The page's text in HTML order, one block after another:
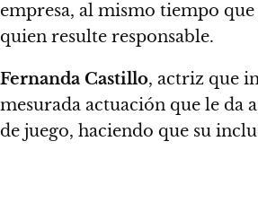
empresa, al mismo tiempo
quien resulte responsable.
Fernanda Castillo, actriz que
mesurada actuación que le da
de juego, haciendo que su